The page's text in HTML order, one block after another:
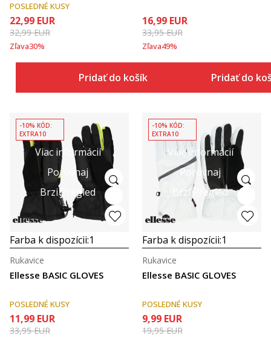
POSLEDNÉ KUSY
22,99 EUR
32,99EUR
Zľava30%
Pridať do košíka
16,99 EUR
33,95EUR
Zľava49%
Pridať do
Viac informácií
Porovnaj
Brzi Pregled
-10% KÓD:
EXTRA10
Farba k dispozícii:1
Ellesse BASIC GLOVES
Rukavice
POSLEDNÉ KUSY
11,99 EUR
33,95EUR
Viac informácií
Porovnaj
Brzi Pregled
-10% KÓD:
EXTRA10
Farba k dispozícii:1
Ellesse BASIC GLOVES
Rukavice
POSLEDNÉ KUSY
9,99 EUR
19,95EUR